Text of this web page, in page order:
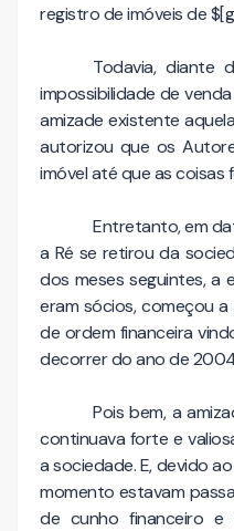
registro de imóveis de
Todavia, diante
impossibilidade de
amizade existente
autorizou que os
imóvel até que as coisas
Entretanto, em
a Ré se retirou da
dos meses seguintes, a
eram sócios, começou
de ordem financeira
decorrer do ano de
Pois bem, a
continuava forte e
a sociedade. E, devido
momento estavam
de cunho financeiro